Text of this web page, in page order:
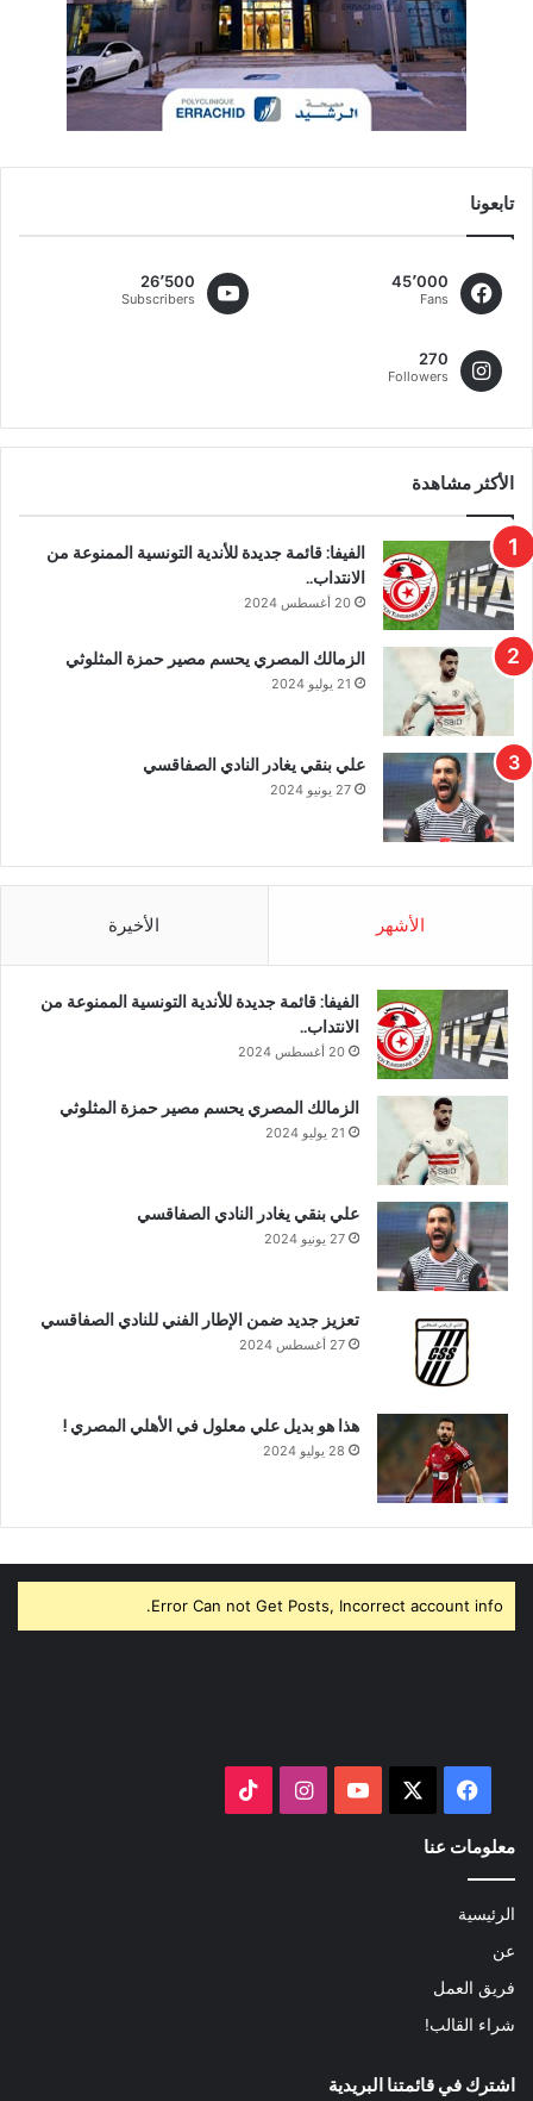
تابعونا
45٬000
Fans
26٬500
Subscribers
270
Followers
الأكثر مشاهدة
الفيفا: قائمة جديدة للأندية التونسية الممنوعة من
الانتداب..
20 أغسطس 2024
الزمالك المصري يحسم مصير حمزة المثلوثي
21 يوليو 2024
علي بنقي يغادر النادي الصفاقسي
27 يونيو 2024
الأشهر الأخيرة
الفيفا: قائمة جديدة للأندية التونسية الممنوعة من
الانتداب..
20 أغسطس 2024
الزمالك المصري يحسم مصير حمزة المثلوثي
21 يوليو 2024
علي بنقي يغادر النادي الصفاقسي
27 يونيو 2024
تعزيز جديد ضمن الإطار الفني للنادي الصفاقسي
27 أغسطس 2024
هذا هو بديل علي معلول في الأهلي المصري !
28 يوليو 2024
Error Can not Get Posts, Incorrect account info.
فيسبوك ‫YouTubeانستقرام
معلومات عنا
الرئيسية
عن
فريق العمل
شراء القالب!
اشترك في قائمتنا البريدية